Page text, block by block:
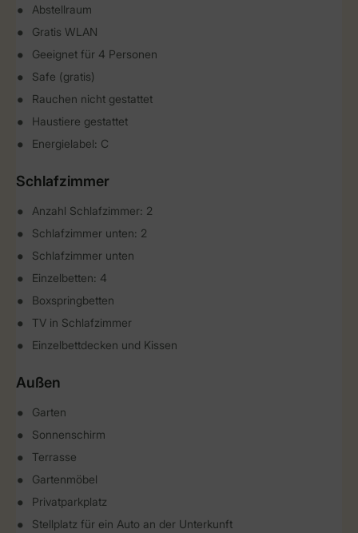
Abstellraum
Gratis WLAN
Geeignet für 4 Personen
Safe (gratis)
Rauchen nicht gestattet
Haustiere gestattet
Energielabel: C
Schlafzimmer
Anzahl Schlafzimmer: 2
Schlafzimmer unten: 2
Schlafzimmer unten
Einzelbetten: 4
Boxspringbetten
TV in Schlafzimmer
Einzelbettdecken und Kissen
Außen
Garten
Sonnenschirm
Terrasse
Gartenmöbel
Privatparkplatz
Stellplatz für ein Auto an der Unterkunft